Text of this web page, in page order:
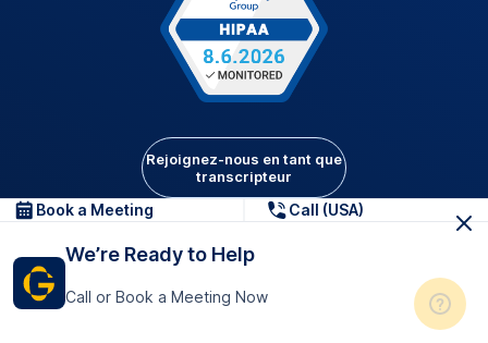
Rejoignez-nous en tant que
transcripteur
Rejoignez-nous en tant que
traducteur
Book a Meeting Call (USA)
We’re Ready to Help
Call or Book a Meeting Now